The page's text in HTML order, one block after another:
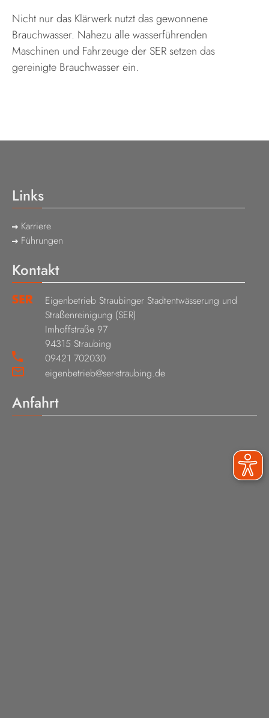
Nicht nur das Klärwerk nutzt das gewonnene
Brauchwasser. Nahezu alle wasserführenden
Maschinen und Fahrzeuge der SER setzen das
gereinigte Brauchwasser ein.
Links
Karriere
Führungen
Kontakt
Eigenbetrieb Straubinger Stadtentwässerung und
Straßenreinigung (SER)
Imhoffstraße 97
94315 Straubing
09421 702030
eigenbetrieb@ser-straubing.de
Anfahrt